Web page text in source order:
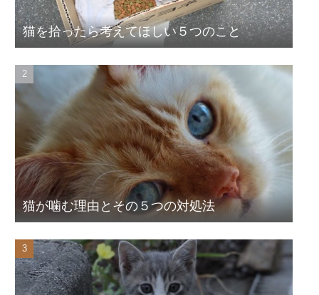
猫を拾ったら考えてほしい５つのこと
猫が噛む理由とその５つの対処法